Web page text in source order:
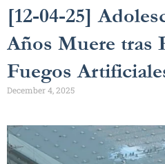
[12-04-25]
Años Muere tras
Fuegos
December 4, 2025